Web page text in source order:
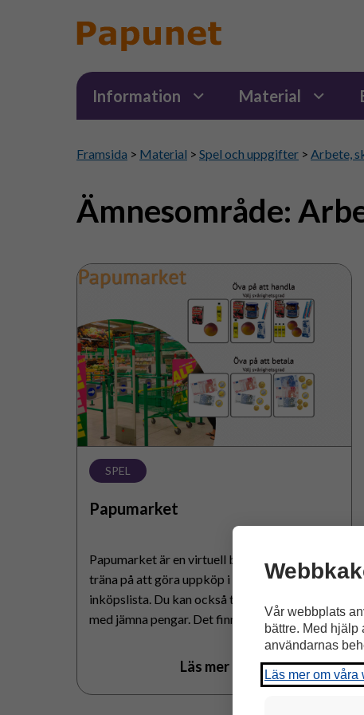
Information Material
Framsida > Material > Spel och uppgifter > Arbete,
Ämnesområde:
Papumarket
SPEL
Papumarket
Papumarket är en virtuell butik, där du kan
träna på att göra uppköp i butiken enligt en
inköpslista. Du kan också träna på att betala
med jämna pengar. Det finns tre olika nivåer.
Läs mer om spelet
Vår webbplats
bättre. Med hjälp
användarnas
Läs mer om våra